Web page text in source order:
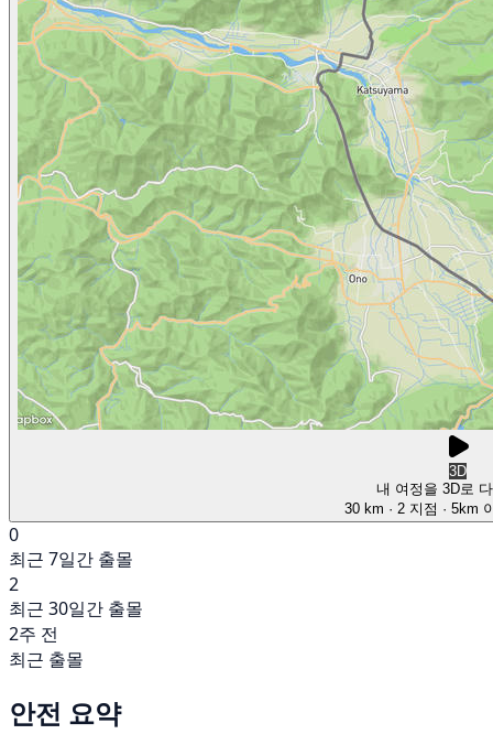
3D
내 여정을 3D로
30 km · 2 지점 · 5km
0
최근 7일간 출몰
2
최근 30일간 출몰
2주 전
최근 출몰
안전 요약